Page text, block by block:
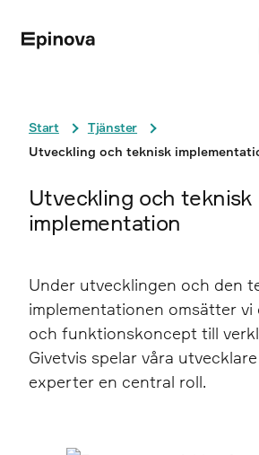
Start
Tjänster
Utveckling och teknisk
Utveckling och teknisk
implementation
Under utvecklingen och den
implementationen omsätter vi
och funktionskoncept till
Givetvis spelar våra
experter en central roll.